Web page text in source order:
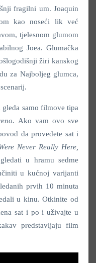
fragilni um. Joaquin
kao noseći lik već
tjelesnom glumom
Joea. Glumačka
žiri kanskog
za Najboljeg glumca,
samo filmove tipa
Ako vam ovo sve
da provedete sat i
Never Really Here,
u hramu sedme
u kućnoj varijanti
prvih 10 minuta
u kinu. Otkinite od
sat i po i uživajte u
predstavljaju film